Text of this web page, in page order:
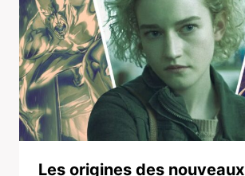
Les origines des nouveaux